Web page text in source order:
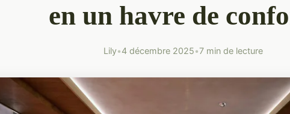
en un havre de
Lily•4 décembre 2025•7 min de lecture